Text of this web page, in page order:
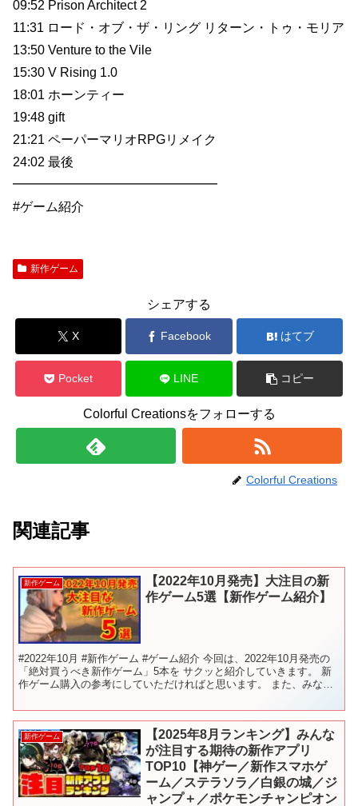
09:52 Prison Architect 2
11:31 ロード・オブ・ザ・リング リターン・トゥ・モリア
13:50 Venture to the Vile
15:30 V Rising 1.0
18:01 ホーンティー
19:48 gift
21:21 ペーパーマリオRPGリメイク
24:02 最後
━━━━━━━━━━━━━━━━
#ゲーム紹介
新作ゲーム
シェアする
X Facebook はてブ
Pocket LINE コピー
Colorful Creationsをフォローする
Colorful Creations
関連記事
新作ゲーム
【2022年10月発売】大注目の新
作ゲーム5選【新作ゲーム紹介】
#2022年10月 #新作ゲーム #ゲーム紹介 今回は、2022年10月発売の
「絶対買うべき新作ゲーム」5本を サクッと紹介していきます。 新
作ゲーム購入の参考にしていただければと思います。 また、みなさ
新作ゲーム
【2025年8月ランキング】みんな
が注目する期待の新作アプリ
TOP10【神ゲー／新作スマホゲ
ーム／ステラソラ／白銀の城／ジ
ャンプ＋／ポケモンチャンピオン